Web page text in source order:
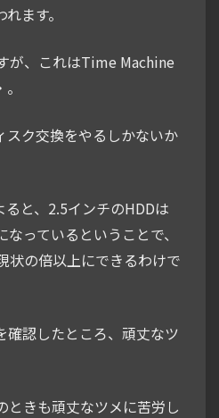
ます。
が、これはTime Machine
スク交換をやるしかないか
ると、2.5インチのHDDは
っているということで、
状の倍以上にできるわけで
確認したところ、頑丈なツ
ときも頑丈なツメに苦労し